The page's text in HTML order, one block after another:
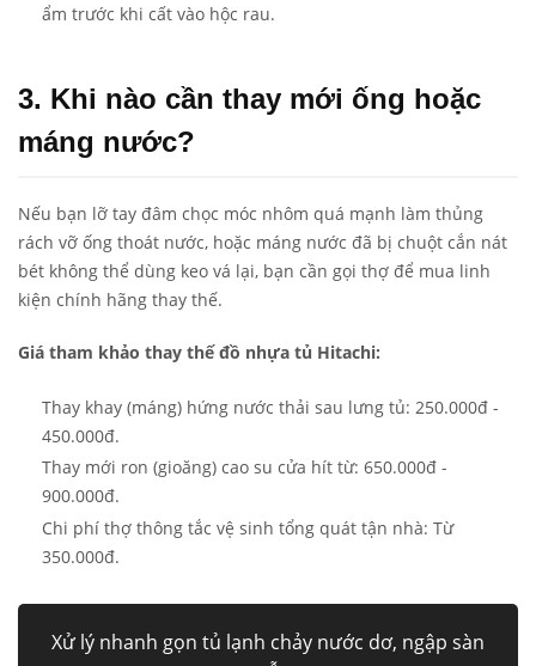
ẩm trước khi cất vào hộc rau.
3. Khi nào cần thay mới ống hoặc
máng nước?
Nếu bạn lỡ tay đâm chọc móc nhôm quá mạnh làm thủng
rách vỡ ống thoát nước, hoặc máng nước đã bị chuột cắn nát
bét không thể dùng keo vá lại, bạn cần gọi thợ để mua linh
kiện chính hãng thay thế.
Giá tham khảo thay thế đồ nhựa tủ Hitachi:
Thay khay (máng) hứng nước thải sau lưng tủ: 250.000đ -
450.000đ.
Thay mới ron (gioăng) cao su cửa hít từ: 650.000đ -
900.000đ.
Chi phí thợ thông tắc vệ sinh tổng quát tận nhà: Từ
350.000đ.
Xử lý nhanh gọn tủ lạnh chảy nước dơ, ngập sàn